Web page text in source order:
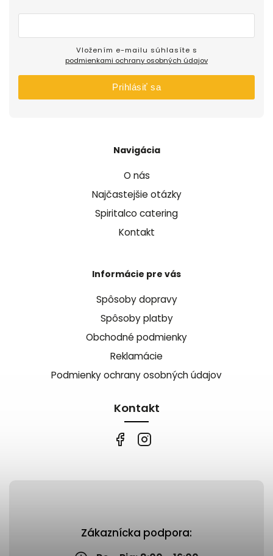
Zákaznícka podpora:
Navigácia
O nás
Najčastejšie otázky
Spiritalco catering
Kontakt
Informácie pre vás
Spôsoby dopravy
Spôsoby platby
Obchodné podmienky
Reklamácie
Podmienky ochrany osobných údajov
Kontakt
podmienkami ochrany osobných údajov
Prihlásiť sa